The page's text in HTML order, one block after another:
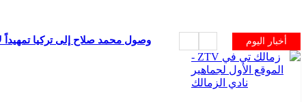
أخبار اليوم وصول محمد صلاح إلى تركيا تمهيداً